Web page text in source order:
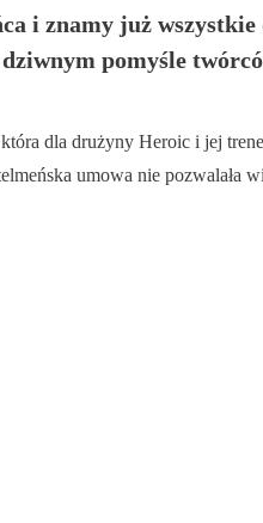
i znamy już
pomyśle
dla drużyny Heroic i jej
umowa nie